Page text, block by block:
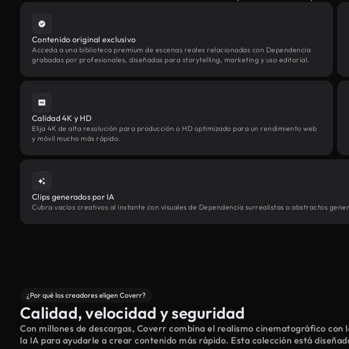
Contenido original exclusivo
Acceda a una biblioteca premium de escenas reales relacionadas con Dependencia
grabadas por profesionales, diseñadas para storytelling, marketing y uso editorial.
Calidad 4K y HD
Elija 4K de alta resolución para producción o HD optimizado para un rendimiento web
y móvil mucho más rápido.
Clips generados por IA
Cubra vacíos creativos al instante con visuales de Dependencia surrealistas o abstractos
¿Por qué los creadores eligen Coverr?
Calidad, velocidad y seguridad
Con millones de descargas, Coverr combina el realismo cinematográfico con
la IA para ayudarle a crear contenido más rápido. Esta colección está